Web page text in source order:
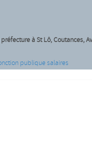
à St Lô, Coutances,
publique salaires